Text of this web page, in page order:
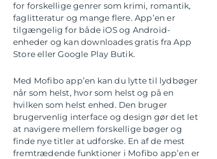
for forskellige genrer som krimi, romantik,
faglitteratur og mange flere. App’en er
tilgængelig for både iOS og Android-
enheder og kan downloades gratis fra App
Store eller Google Play Butik.
Med Mofibo app’en kan du lytte til lydbøger
når som helst, hvor som helst og på en
hvilken som helst enhed. Den bruger
brugervenlig interface og design gør det let
at navigere mellem forskellige bøger og
finde nye titler at udforske. En af de mest
fremtrædende funktioner i Mofibo app’en er